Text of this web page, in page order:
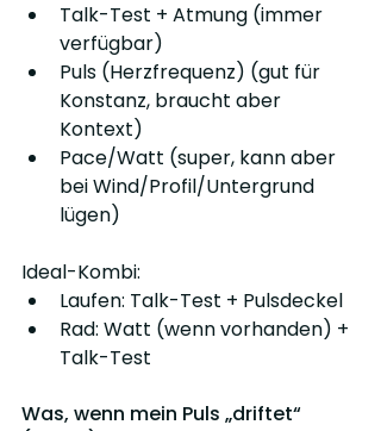
Talk-Test + Atmung (immer
verfügbar)
Puls (Herzfrequenz) (gut für
Konstanz, braucht aber
Kontext)
Pace/Watt (super, kann aber
bei Wind/Profil/Untergrund
lügen)
Ideal-Kombi:
Laufen: Talk-Test + Pulsdeckel
Rad: Watt (wenn vorhanden) +
Talk-Test
Was, wenn mein Puls „driftet“